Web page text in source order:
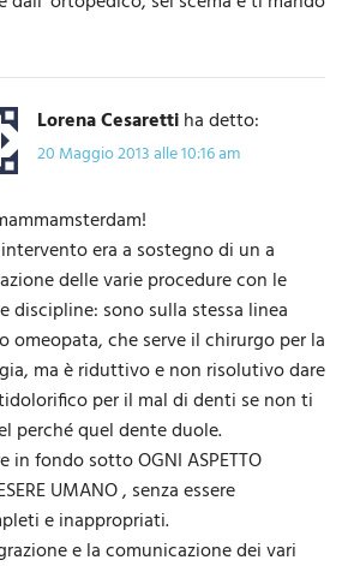
Lorena Cesarettiha detto:
20 Maggio 2013 alle 10:16 am
era a sostegno di un a
delle varie procedure con le
discipline: sono sulla stessa linea
omeopata, che serve il chirurgo per la
ma è riduttivo e non risolutivo dare
per il mal di denti se non ti
perché quel dente duole.
in fondo sotto OGNI ASPETTO
UMANO , senza essere
e inappropriati.
e la comunicazione dei vari